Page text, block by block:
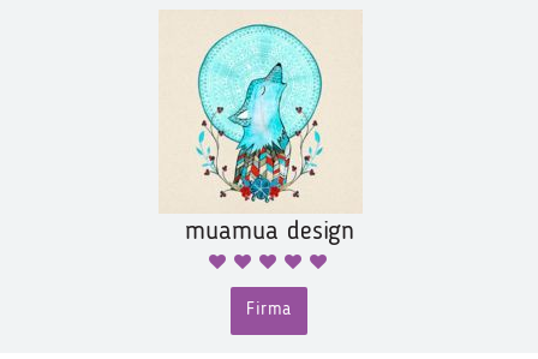
muamua design
Firma